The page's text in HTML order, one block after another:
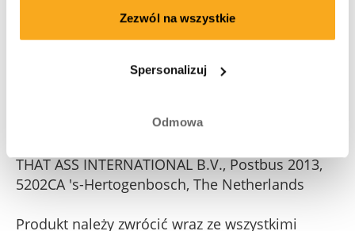
Zezwól na wszystkie
Spersonalizuj
Odmowa
otrzymaniu bezpłatnego produktu
członkowskiego w ramach subskrypcji. Nie
musisz zwracać takiego bezpłatnego produktu
THAT ASS INTERNATIONAL B.V., Postbus 2013,
5202CA 's-Hertogenbosch, The Netherlands
Produkt należy zwrócić wraz ze wszystkimi